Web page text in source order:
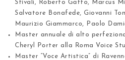
Stivali, Roberto Gatto, Marcus
Salvatore Bonafede, Giovanni
Maurizio Giammarco, Paolo
Master annuale di alto
Cheryl Porter alla Roma Voice
Master “Voce Artistica” di